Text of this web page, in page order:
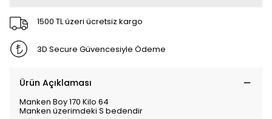
1500 TL üzeri ücretsiz kargo
3D Secure Güvencesiyle Ödeme
Ürün Açıklaması
Manken Boy 170 Kilo 64
Manken üzerimdeki S bedendir